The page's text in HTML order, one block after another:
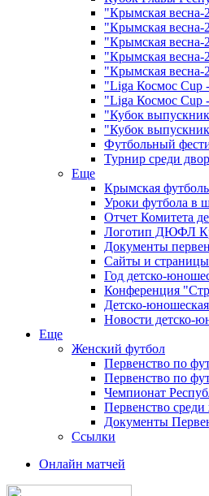
"Крымская весна-
"Крымская весна-
"Крымская весна-
"Крымская весна-
"Крымская весна-
"Liga Космос Cup
"Liga Космос Cup
"Кубок
"Кубок
Футбольный
Турнир среди
Еще
Крымская
Уроки футбола в
Отчет Комитета
Логотип ДЮФЛ
Документы
Сайты и
Год детско-
Конференция
Детско-
Новости детско-
Еще
Женский футбол
Первенство по
Первенство по
Чемпионат
Первенство
Документы
Ссылки
Онлайн матчей